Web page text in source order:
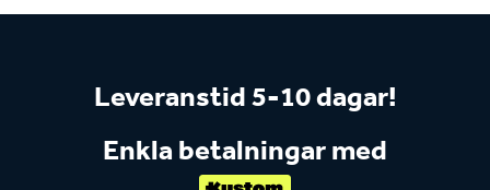
Leveranstid 5-10 dagar!
Enkla betalningar med